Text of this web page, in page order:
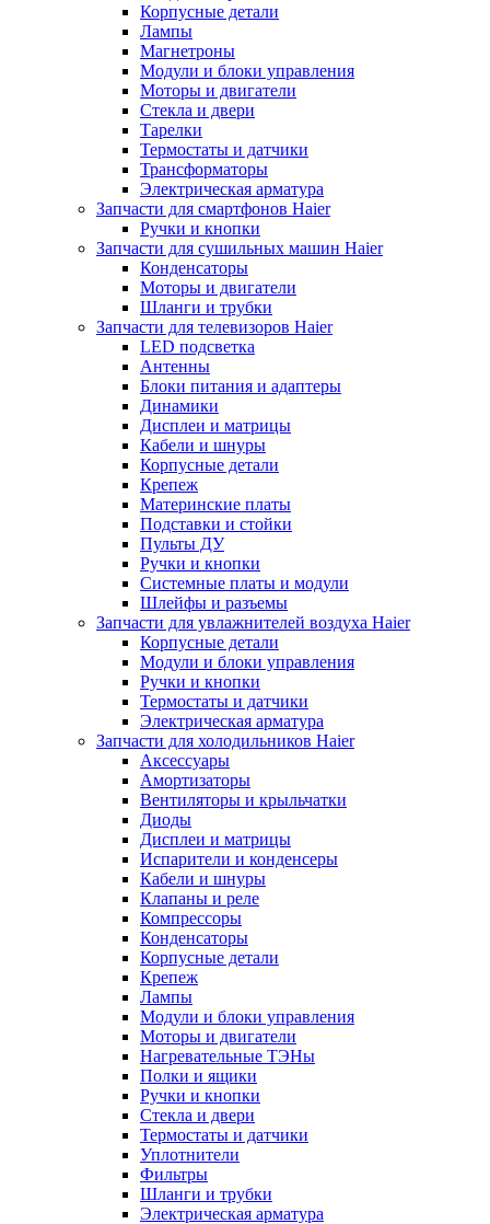
Корпусные детали
Лампы
Магнетроны
Модули и блоки управления
Моторы и двигатели
Стекла и двери
Тарелки
Термостаты и датчики
Трансформаторы
Электрическая арматура
Запчасти для смартфонов Haier
Ручки и кнопки
Запчасти для сушильных машин Haier
Конденсаторы
Моторы и двигатели
Шланги и трубки
Запчасти для телевизоров Haier
LED подсветка
Антенны
Блоки питания и адаптеры
Динамики
Дисплеи и матрицы
Кабели и шнуры
Корпусные детали
Крепеж
Материнские платы
Подставки и стойки
Пульты ДУ
Ручки и кнопки
Системные платы и модули
Шлейфы и разъемы
Запчасти для увлажнителей воздуха Haier
Корпусные детали
Модули и блоки управления
Ручки и кнопки
Термостаты и датчики
Электрическая арматура
Запчасти для холодильников Haier
Аксессуары
Амортизаторы
Вентиляторы и крыльчатки
Диоды
Дисплеи и матрицы
Испарители и конденсеры
Кабели и шнуры
Клапаны и реле
Компрессоры
Конденсаторы
Корпусные детали
Крепеж
Лампы
Модули и блоки управления
Моторы и двигатели
Нагревательные ТЭНы
Полки и ящики
Ручки и кнопки
Стекла и двери
Термостаты и датчики
Уплотнители
Фильтры
Шланги и трубки
Электрическая арматура